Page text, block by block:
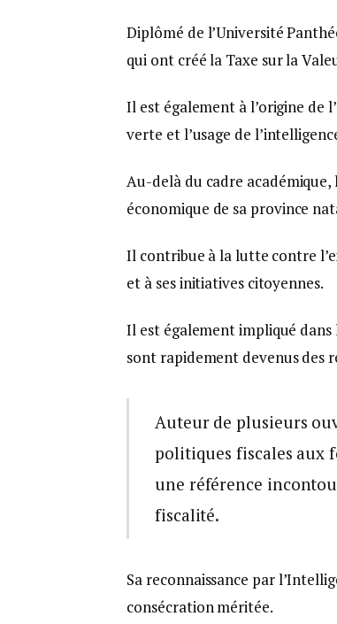
Diplômé de l’Université
qui ont créé la Taxe sur la
Il est également à l’origine
verte et l’usage de
Au-delà du cadre académique,
économique de sa province
Il contribue à la lutte contre
et à ses initiatives citoyennes.
Il est également impliqué dans
sont rapidement devenus des
Auteur de plusieurs
politiques fiscales aux
une référence
fiscalité.
Sa reconnaissance par
consécration méritée.